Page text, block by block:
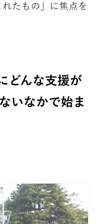
たもの」に焦点を
どんな支援が
いなかで始ま